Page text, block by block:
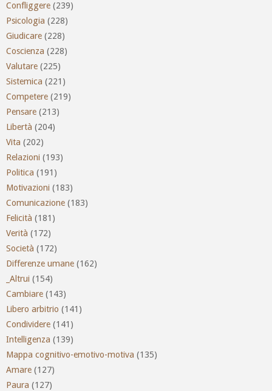
Confliggere (239)
Psicologia (228)
Giudicare (228)
Coscienza (228)
Valutare (225)
Sistemica (221)
Competere (219)
Pensare (213)
Libertà (204)
Vita (202)
Relazioni (193)
Politica (191)
Motivazioni (183)
Comunicazione (183)
Felicità (181)
Verità (172)
Società (172)
Differenze umane (162)
_Altrui (154)
Cambiare (143)
Libero arbitrio (141)
Condividere (141)
Intelligenza (139)
Mappa cognitivo-emotivo-motiva (135)
Amare (127)
Paura (127)